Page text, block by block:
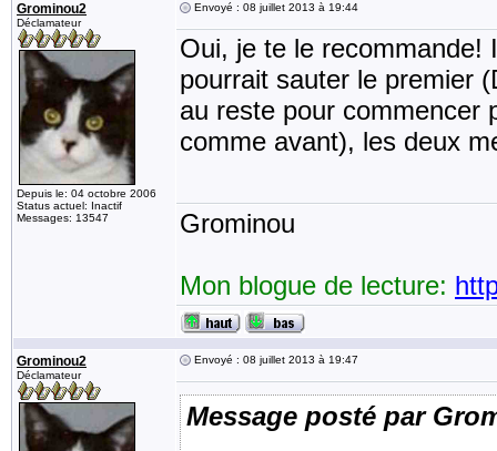
Grominou2
Déclamateur
Depuis le: 04 octobre 2006
Status actuel: Inactif
Messages: 13547
Envoyé : 08 juillet 2013 à 19:44
Oui, je te le recommande!
pourrait sauter le premier
au reste pour commencer
comme avant), les deux
Grominou
Mon blogue de lecture:
Grominou2
Déclamateur
Envoyé : 08 juillet 2013 à 19:47
Message posté par